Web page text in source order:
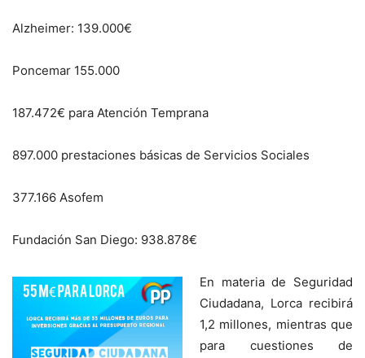
Alzheimer: 139.000€
Poncemar 155.000
187.472€ para Atención Temprana
897.000 prestaciones básicas de Servicios Sociales
377.166 Asofem
Fundación San Diego: 938.878€
En materia de Seguridad
Ciudadana, Lorca recibirá
1,2 millones, mientras que
para cuestiones de